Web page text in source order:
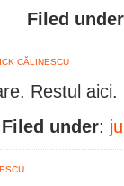
Filed under
CĂLINESCU
Restul aici.
Filed under: